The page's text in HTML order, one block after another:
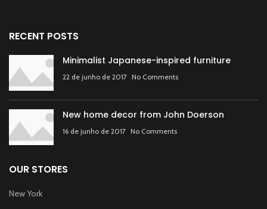
RECENT POSTS
Minimalist Japanese-inspired furniture
22 de junho de 2017 No Comments
New home decor from John Doerson
16 de junho de 2017 No Comments
OUR STORES
New York